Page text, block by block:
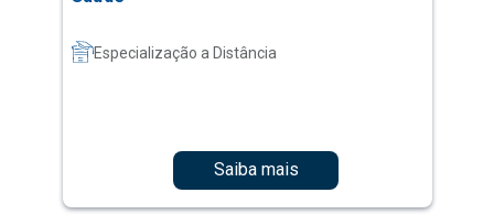
Especialização a Distância
Saiba mais